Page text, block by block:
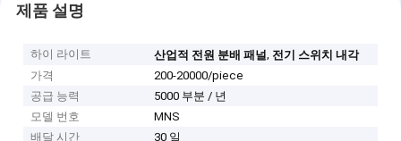
제품 설명
하이 라이트 산업적 전원 분배 패널, 전기 스위치 내각
가격
200-20000/piece
공급 능력
5000 부분 / 년
모델 번호
MNS
배달 시간
30 일